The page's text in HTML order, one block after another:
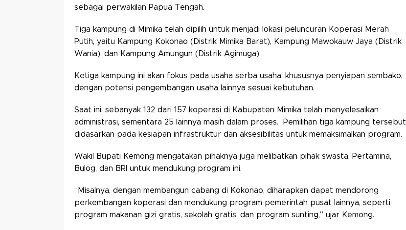
sebagai perwakilan Papua Tengah.
Tiga kampung di Mimika telah dipilih untuk menjadi lokasi peluncuran Koperasi Merah
Putih, yaitu Kampung Kokonao (Distrik Mimika Barat), Kampung Mawokauw Jaya (Distrik
Wania), dan Kampung Amungun (Distrik Agimuga).
Ketiga kampung ini akan fokus pada usaha serba usaha, khususnya penyiapan sembako,
dengan potensi pengembangan usaha lainnya sesuai kebutuhan.
Saat ini, sebanyak 132 dari 157 koperasi di Kabupaten Mimika telah menyelesaikan
administrasi, sementara 25 lainnya masih dalam proses. Pemilihan tiga kampung tersebut
didasarkan pada kesiapan infrastruktur dan aksesibilitas untuk memaksimalkan program.
Wakil Bupati Kemong mengatakan pihaknya juga melibatkan pihak swasta, Pertamina,
Bulog, dan BRI untuk mendukung program ini.
“Misalnya, dengan membangun cabang di Kokonao, diharapkan dapat mendorong
perkembangan koperasi dan mendukung program pemerintah pusat lainnya, seperti
program makanan gizi gratis, sekolah gratis, dan program sunting,” ujar Kemong.